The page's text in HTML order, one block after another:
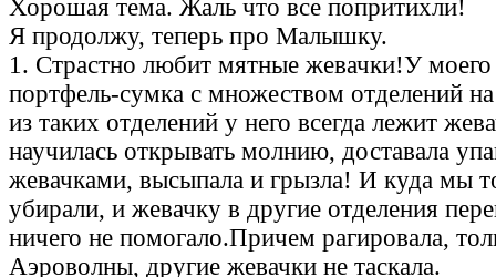
Хорошая тема. Жаль что все попритихли!
Я продолжу, теперь про Малышку.
1. Страстно любит мятные жевачки!У
портфель-сумка с множеством отделений
из таких отделений у него всегда лежит
научилась открывать молнию, доставала
жевачками, высыпала и грызла! И куда мы
убирали, и жевачку в другие отделения
ничего не помогало.Причем рагировала,
Аэроволны, другие жевачки не таскала.